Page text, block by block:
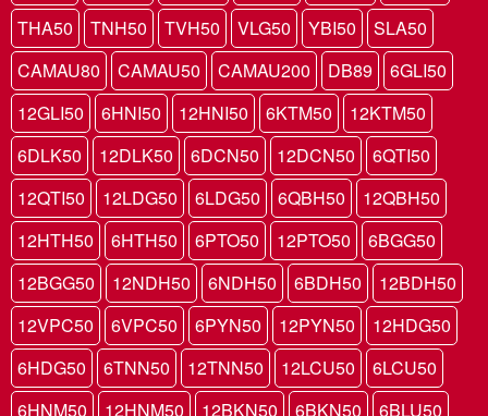
THA50
TNH50 TVH50 VLG50 YBI50
SLA50
CAMAU80
CAMAU50 CAMAU200 DB89
6GLI50
12GLI50
6HNI50 12HNI50 6KTM50
12KTM50
6DLK50
12DLK50 6DCN50 12DCN50
6QTI50
12QTI50
12LDG50 6LDG50 6QBH50
12QBH50
12HTH50
6HTH50 6PTO50 12PTO50
6BGG50
12BGG50
12NDH50 6NDH50 6BDH50
12BDH50
12VPC50
6VPC50 6PYN50 12PYN50
12HDG50
6HDG50
6TNN50 12TNN50 12LCU50
6LCU50
6HNM50
12HNM50 12BKN50 6BKN50
6BLU50